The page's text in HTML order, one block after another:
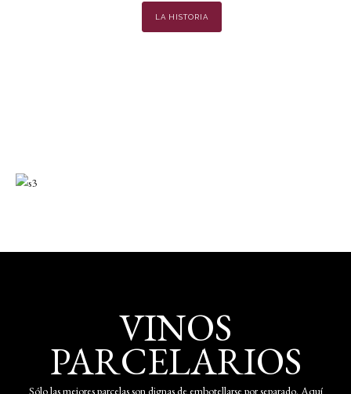
LA HISTORIA
VINOS
PARCELARIOS